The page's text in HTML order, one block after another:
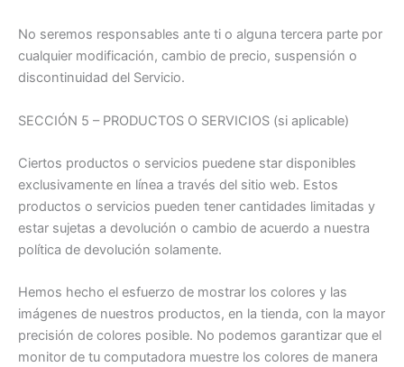
No seremos responsables ante ti o alguna tercera parte por
cualquier modificación, cambio de precio, suspensión o
discontinuidad del Servicio.
SECCIÓN 5 – PRODUCTOS O SERVICIOS (si aplicable)
Ciertos productos o servicios puedene star disponibles
exclusivamente en línea a través del sitio web. Estos
productos o servicios pueden tener cantidades limitadas y
estar sujetas a devolución o cambio de acuerdo a nuestra
política de devolución solamente.
Hemos hecho el esfuerzo de mostrar los colores y las
imágenes de nuestros productos, en la tienda, con la mayor
precisión de colores posible. No podemos garantizar que el
monitor de tu computadora muestre los colores de manera